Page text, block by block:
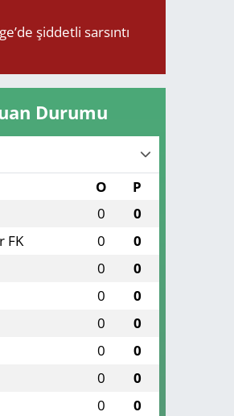
şiddetli sarsıntı
Durumu
O P
0 0
FK 0 0
0 0
0 0
0 0
0 0
0 0
0 0